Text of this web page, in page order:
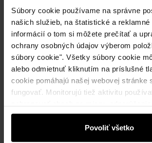
Súbory cookie používame na správne
našich služieb, na štatistické a reklamné
informácií o tom si môžete prečítať a
ochrany osobných údajov výberom
súbory cookie". Všetky súbory cookie
alebo odmietnuť kliknutím na príslušné
cookie pomáhajú našej webovej stránke
fungovať. Monitorujú tiež aktivitu
správy, ktoré vás informujú o najnovších
elektronickom obchode. Informácie o
našu stránku, zdieľame s partnermi v
Povoliť všetko
Odoslanie do 2 pracovných dní
Popis produktu
Detaily
Zloženie a rozmery